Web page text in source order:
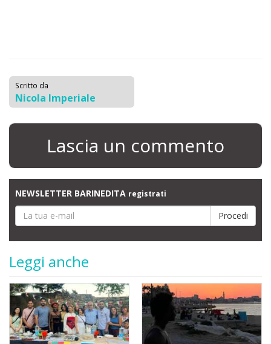
Scritto da
Nicola Imperiale
Lascia un commento
NEWSLETTER BARINEDITA registrati
Leggi anche